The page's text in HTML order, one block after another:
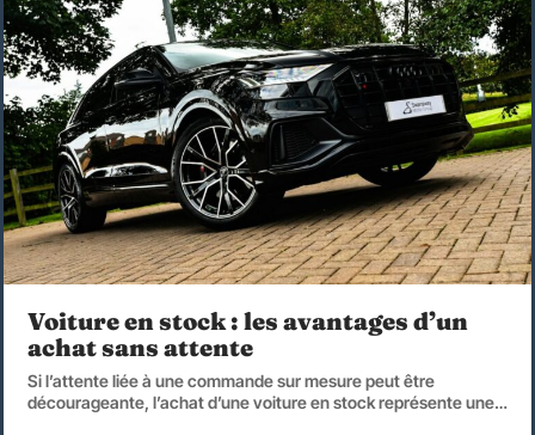
Voiture en stock : les avantages d’un
achat sans attente
Si l’attente liée à une commande sur mesure peut être
décourageante, l’achat d’une voiture en stock représente une…